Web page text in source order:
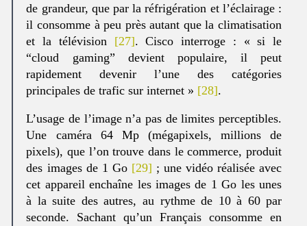
de grandeur, que par la réfrigération et l’éclairage :
il consomme à peu près autant que la climatisation
et la télévision [27]. Cisco interroge : « si le
“cloud gaming” devient populaire, il peut
rapidement devenir l’une des catégories
principales de trafic sur internet » [28].
L’usage de l’image n’a pas de limites perceptibles.
Une caméra 64 Mp (mégapixels, millions de
pixels), que l’on trouve dans le commerce, produit
des images de 1 Go [29] ; une vidéo réalisée avec
cet appareil enchaîne les images de 1 Go les unes
à la suite des autres, au rythme de 10 à 60 par
seconde. Sachant qu’un Français consomme en